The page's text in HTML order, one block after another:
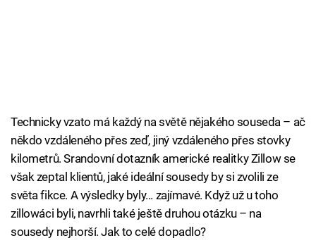
Technicky vzato má každý na světě nějakého souseda – ač
někdo vzdáleného přes zeď, jiný vzdáleného přes stovky
kilometrů. Srandovní dotazník americké realitky Zillow se
však zeptal klientů, jaké ideální sousedy by si zvolili ze
světa fikce. A výsledky byly... zajímavé. Když už u toho
zillowáci byli, navrhli také ještě druhou otázku – na
sousedy nejhorší. Jak to celé dopadlo?